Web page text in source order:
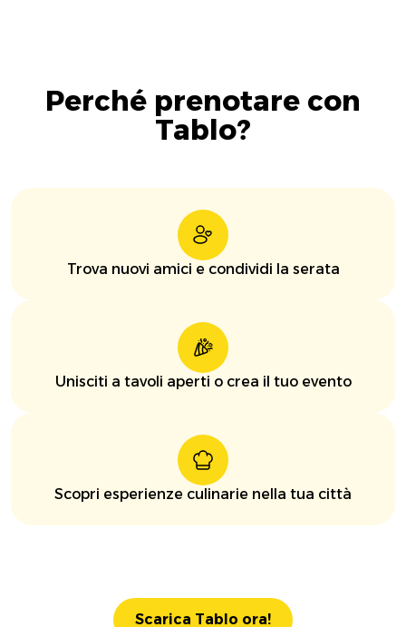
Perché prenotare con
Tablo?
Trova nuovi amici e condividi la serata
Unisciti a tavoli aperti o crea il tuo evento
Scopri esperienze culinarie nella tua città
Scarica Tablo ora!